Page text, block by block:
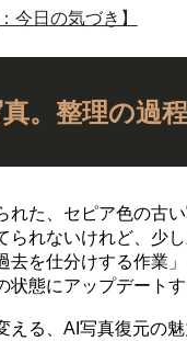
今日の気づき】
。整理の過
れた、セピア色の古
れないけれど、少
去を仕分けする作業
態にアップデート
る、AI写真復元の